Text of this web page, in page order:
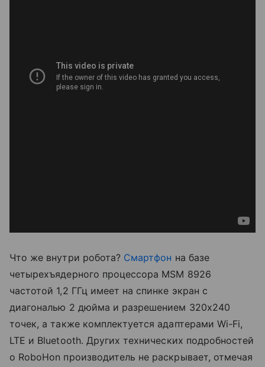
Что же внутри робота? Смартфон на базе
четырехъядерного процессора MSM 8926
частотой 1,2 ГГц имеет на спинке экран с
диагональю 2 дюйма и разрешением 320x240
точек, а также комплектуется адаптерами Wi-Fi,
LTE и Bluetooth. Других технических подробностей
о RoboHon производитель не раскрывает, отмечая